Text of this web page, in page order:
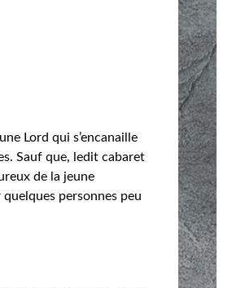
Lord qui s’encanaille
Sauf que, ledit cabaret
de la jeune
personnes peu